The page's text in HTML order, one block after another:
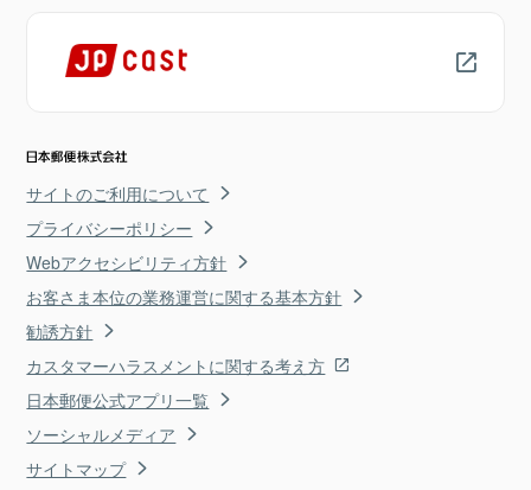
サイトのご利用について
プライバシーポリシー
Webアクセシビリティ方針
お客さま本位の業務運営に関する基本方針
勧誘方針
カスタマーハラスメントに関する考え方
日本郵便公式アプリ一覧
ソーシャルメディア
サイトマップ